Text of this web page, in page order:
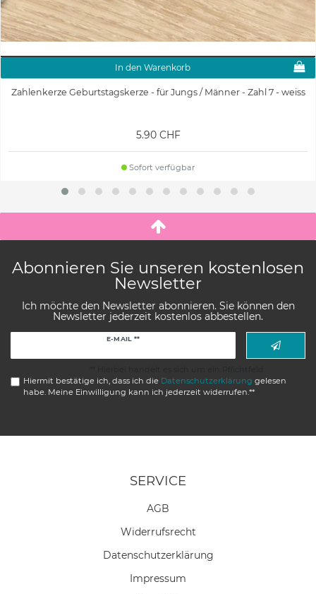
In den Warenkorb
Zahlenkerze Geburtstagskerze - für Jungs / Männer - Zahl 7 - weiss
5.90 CHF
Sofort verfügbar
Abonnieren Sie unseren kostenlosen
Newsletter
Ich möchte den Newsletter abonnieren. Sie können den
Newsletter jederzeit kostenlos abbestellen.
E-MAIL **
Hiermit bestätige ich, dass ich die Daten­schutz­erklärung gelesen
habe. Meine Einwilligung kann ich jederzeit widerrufen.**
SERVICE
AGB
Widerrufs­recht
Daten­schutz­erklärung
Impressum